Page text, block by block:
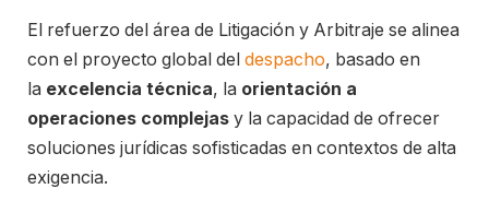
El refuerzo del área de Litigación y Arbitraje se alinea
con el proyecto global del despacho, basado en
la excelencia técnica, la orientación a
operaciones complejas y la capacidad de ofrecer
soluciones jurídicas sofisticadas en contextos de alta
exigencia.